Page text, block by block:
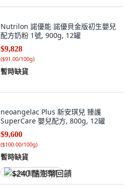
Nutrilon 諾優能 諾優貝金版初生嬰兒
配方奶粉 1號, 900g, 12罐
$9,828
($91.00/100g)
暫時缺貨
neoangelac Plus 新安琪兒 臻護
SuperCare 嬰兒配方, 800g, 12罐
$9,600
($100.00/100g)
暫時缺貨
$240 酷澎幣回饋